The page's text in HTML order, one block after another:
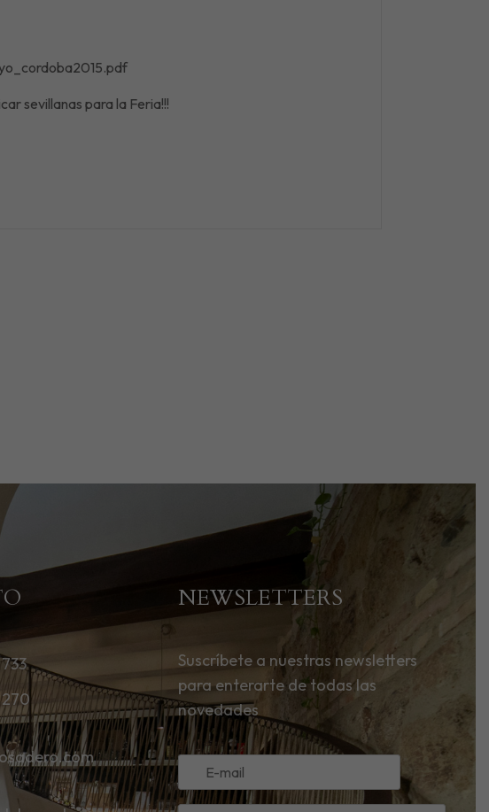
sevillanas para la Feria!!!
270
NEWSLETTERS
Suscríbete a nuestras newsletters
para enterarte de todas las
novedades